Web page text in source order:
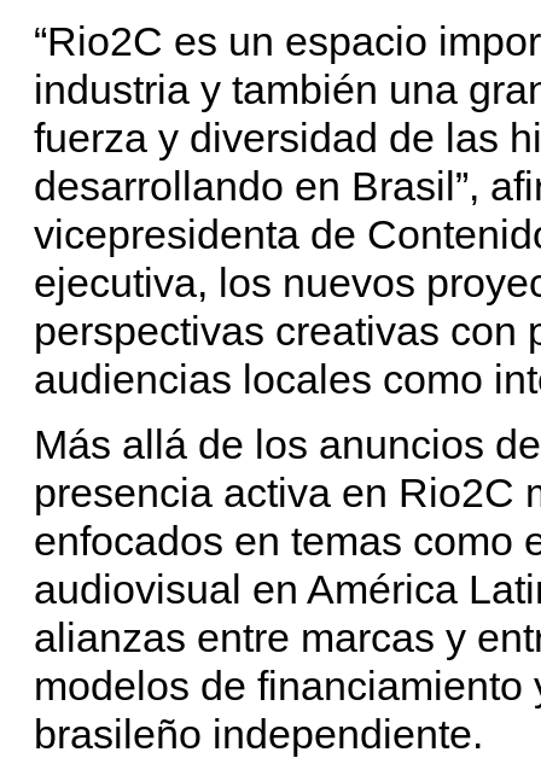
“Rio2C es un espacio
industria y también una
fuerza y diversidad de las
desarrollando en Brasil”,
vicepresidenta de
ejecutiva, los nuevos
perspectivas creativas con
audiencias locales como
Más allá de los anuncios
presencia activa en Rio2C
enfocados en temas como
audiovisual en América
alianzas entre marcas y
modelos de
brasileño independiente.